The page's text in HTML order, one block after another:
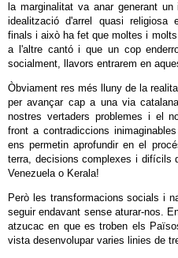
la marginalitat va anar generant
idealització d'arrel quasi religiosa
finals i això ha fet que moltes i
a l'altre cantó i que un cop
socialment, llavors entrarem en
Òbviament res més lluny de la
per avançar cap a una via
nostres vertaders problemes i el
front a contradiccions
ens permetin aprofundir en el
terra, decisions complexes i difícils
Venezuela o Kerala!
Però les transformacions socials i
seguir endavant sense aturar-nos.
atzucac en que es troben els
vista desenvolupar varies linies de